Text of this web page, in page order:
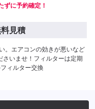
ずに予約確定！
見積
。エアコンの効きが悪いなど
いませ！フィルターは定期
ィルター交換